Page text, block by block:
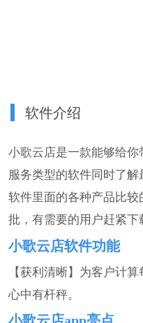
软件介绍
小歌云店是一款能够给
服务类型的软件同时了
软件里面的各种产品比
批，有需要的用户赶紧下
小歌云店软件功能
【获利清晰】为客户计
心中有杆秤。